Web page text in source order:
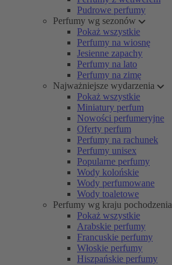
Pudrowe perfumy
Perfumy wg sezonów
Pokaż wszystkie
Perfumy na wiosnę
Jesienne zapachy
Perfumy na lato
Perfumy na zimę
Najważniejsze wydarzenia
Pokaż wszystkie
Miniatury perfum
Nowości perfumeryjne
Oferty perfum
Perfumy na rachunek
Perfumy unisex
Popularne perfumy
Wody kolońskie
Wody perfumowane
Wody toaletowe
Perfumy wg kraju pochodzenia
Pokaż wszystkie
Arabskie perfumy
Francuskie perfumy
Włoskie perfumy
Hiszpańskie perfumy